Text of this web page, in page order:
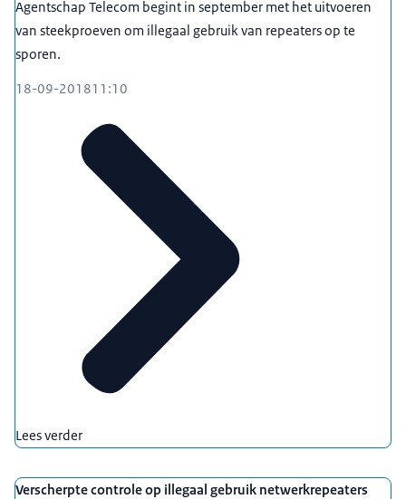
Agentschap Telecom begint in september met het uitvoeren
van steekproeven om illegaal gebruik van repeaters op te
sporen.
18-09-201811:10
Lees verder
Verscherpte controle op illegaal gebruik netwerkrepeaters